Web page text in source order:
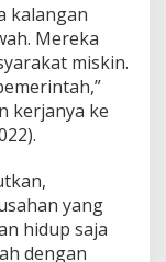
kalangan
Mereka
miskin.
kerjanya ke
yang
hidup saja
dengan